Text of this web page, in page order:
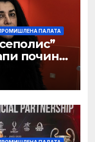
ПАЛАТА
почина